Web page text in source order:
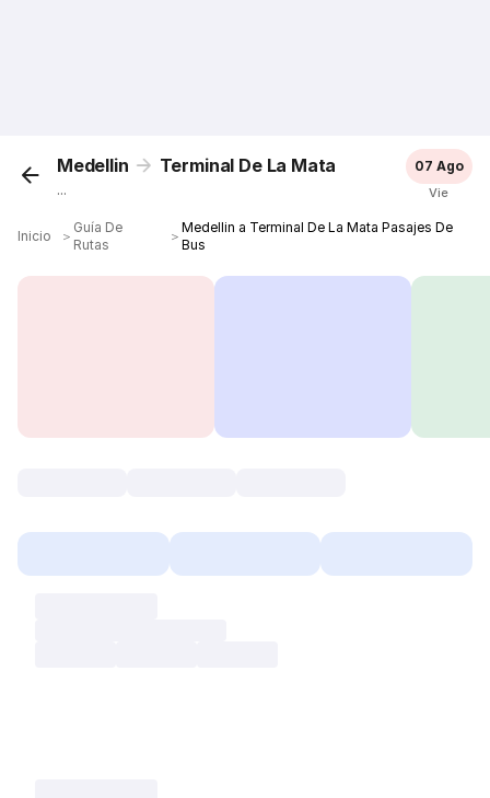
Medellin Terminal De La Mata
...
07 Ago
Vie
Inicio ＞
Guía De
Rutas
＞
Medellin a Terminal De La Mata Pasajes De
Bus